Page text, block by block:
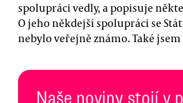
spolupráci vedly, a popisuje
O jeho někdejší spolupráci se
nebylo veřejně známo. Také
Naše noviny stojí v